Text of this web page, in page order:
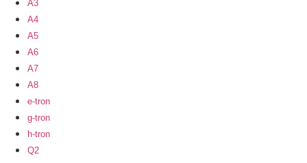
A3
A4
A5
A6
A7
A8
e-tron
g-tron
h-tron
Q2